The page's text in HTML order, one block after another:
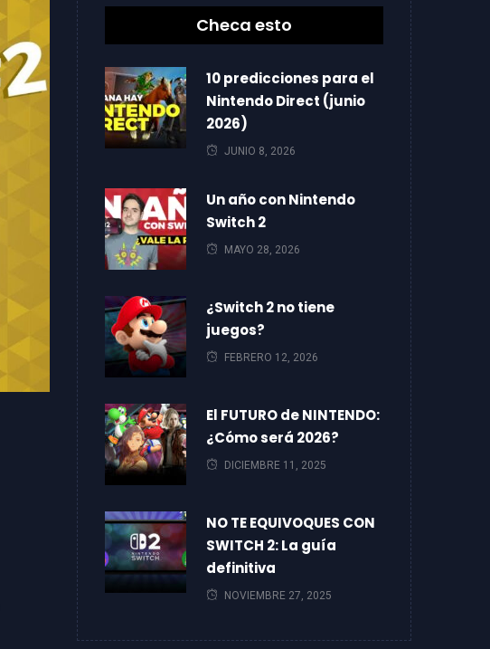
Checa esto
10 predicciones para el
Nintendo Direct (junio
2026)
JUNIO 8, 2026
Un año con Nintendo
Switch 2
MAYO 28, 2026
¿Switch 2 no tiene
juegos?
FEBRERO 12, 2026
El FUTURO de NINTENDO:
¿Cómo será 2026?
DICIEMBRE 11, 2025
NO TE EQUIVOQUES CON
SWITCH 2: La guía
definitiva
NOVIEMBRE 27, 2025